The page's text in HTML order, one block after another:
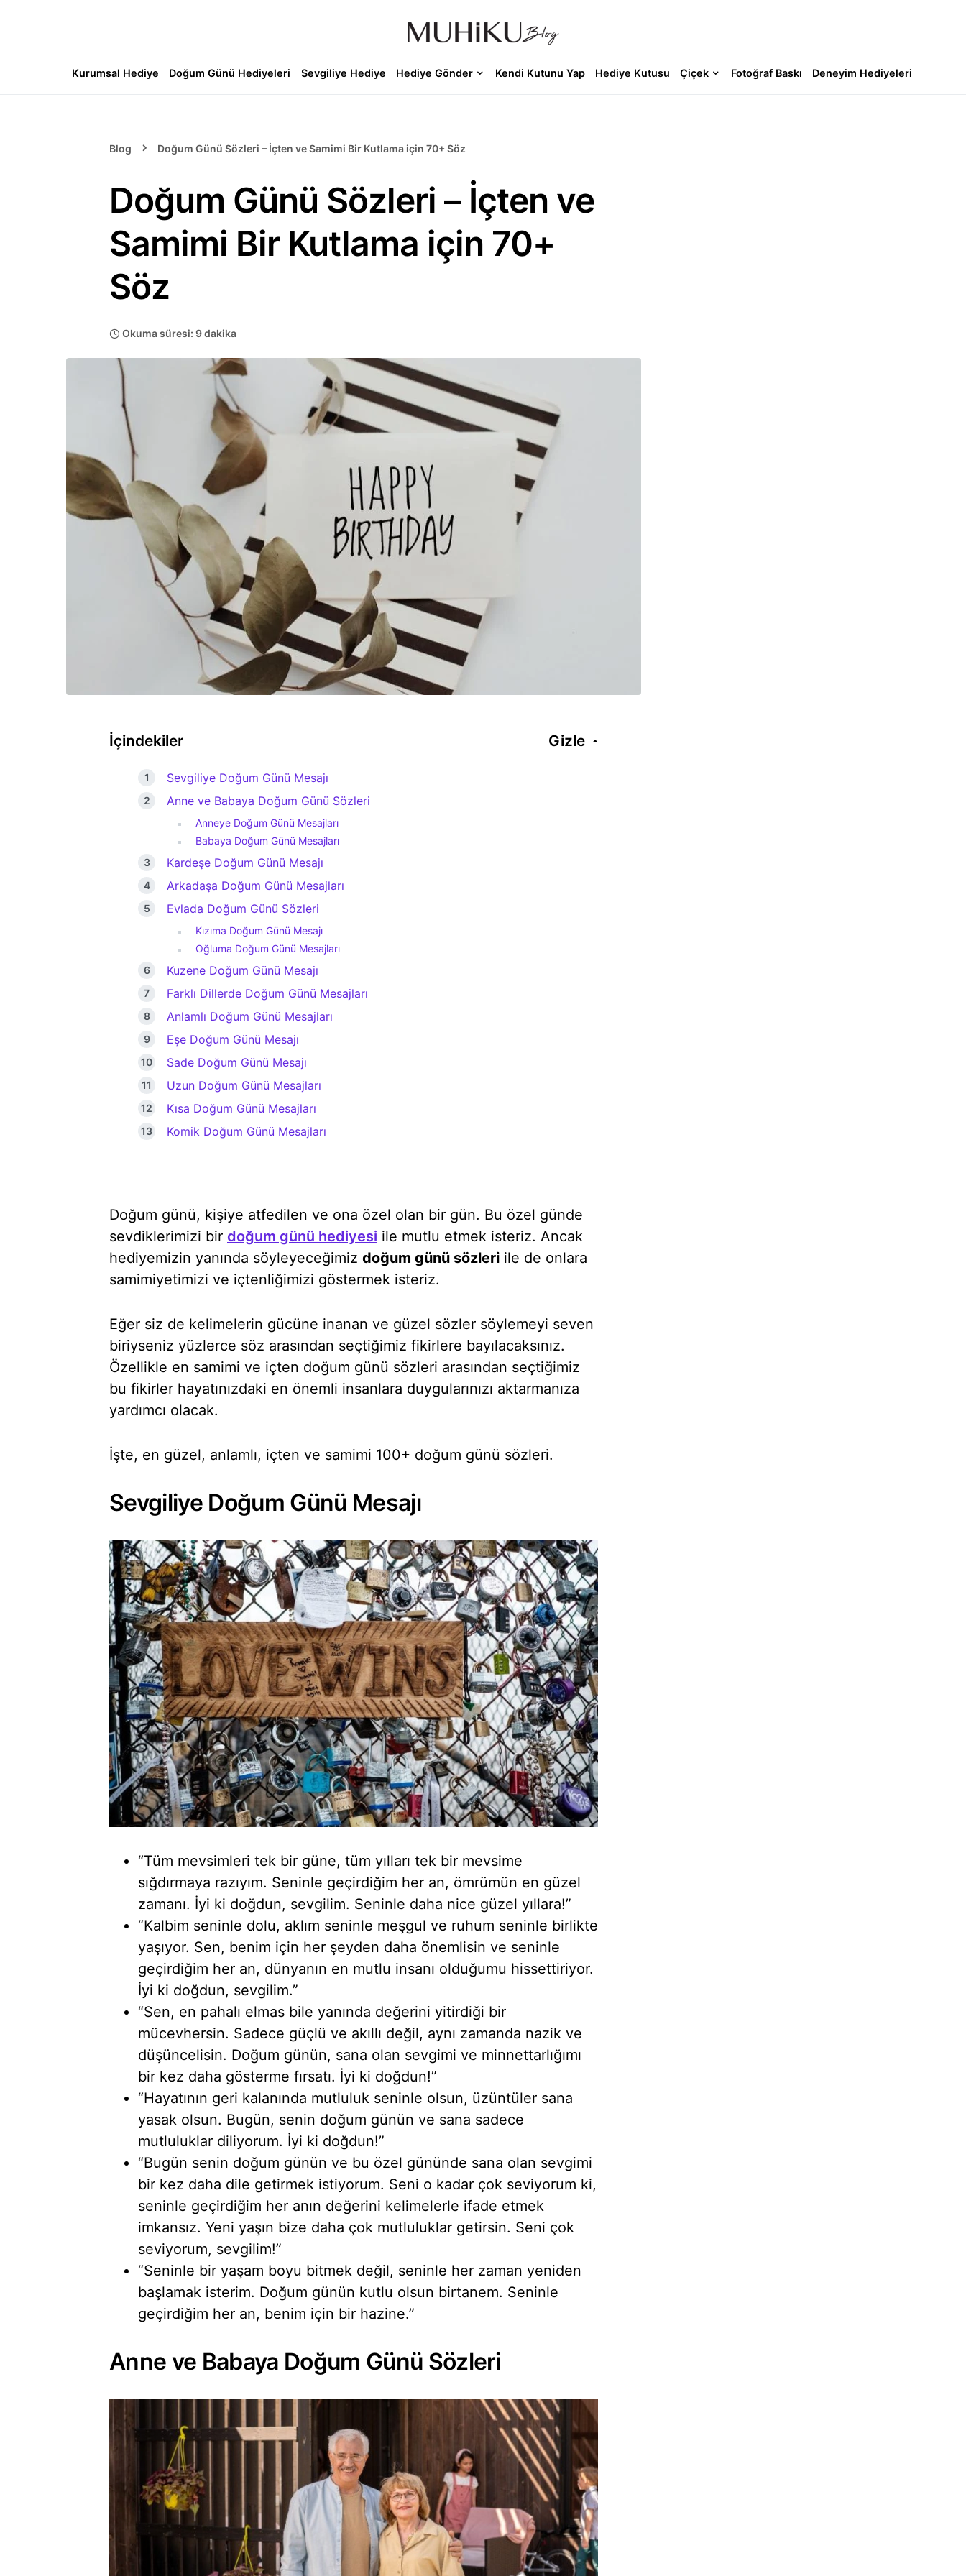
Kurumsal Hediye Doğum Günü Hediyeleri Sevgiliye Hediye Hediye Gönder Kendi Kutunu Yap Hediye Kutusu Çiçek Fotoğraf Baskı Deneyim Hediyeleri
Blog Doğum Günü Sözleri – İçten ve Samimi Bir Kutlama için 70+ Söz
Doğum Günü Sözleri – İçten ve
Samimi Bir Kutlama için 70+
Söz
Okuma süresi: 9 dakika
İçindekiler Gizle
Sevgiliye Doğum Günü Mesajı
Anne ve Babaya Doğum Günü Sözleri
Anneye Doğum Günü Mesajları
Babaya Doğum Günü Mesajları
Kardeşe Doğum Günü Mesajı
Arkadaşa Doğum Günü Mesajları
Evlada Doğum Günü Sözleri
Kızıma Doğum Günü Mesajı
Oğluma Doğum Günü Mesajları
Kuzene Doğum Günü Mesajı
Farklı Dillerde Doğum Günü Mesajları
Anlamlı Doğum Günü Mesajları
Eşe Doğum Günü Mesajı
Sade Doğum Günü Mesajı
Uzun Doğum Günü Mesajları
Kısa Doğum Günü Mesajları
Komik Doğum Günü Mesajları
Doğum günü, kişiye atfedilen ve ona özel olan bir gün. Bu özel günde
sevdiklerimizi bir doğum günü hediyesi ile mutlu etmek isteriz. Ancak
hediyemizin yanında söyleyeceğimiz doğum günü sözleri ile de onlara
samimiyetimizi ve içtenliğimizi göstermek isteriz.
Eğer siz de kelimelerin gücüne inanan ve güzel sözler söylemeyi seven
biriyseniz yüzlerce söz arasından seçtiğimiz fikirlere bayılacaksınız.
Özellikle en samimi ve içten doğum günü sözleri arasından seçtiğimiz
bu fikirler hayatınızdaki en önemli insanlara duygularınızı aktarmanıza
yardımcı olacak.
İşte, en güzel, anlamlı, içten ve samimi 100+ doğum günü sözleri.
Sevgiliye Doğum Günü Mesajı
“Tüm mevsimleri tek bir güne, tüm yılları tek bir mevsime
sığdırmaya razıyım. Seninle geçirdiğim her an, ömrümün en güzel
zamanı. İyi ki doğdun, sevgilim. Seninle daha nice güzel yıllara!”
“Kalbim seninle dolu, aklım seninle meşgul ve ruhum seninle birlikte
yaşıyor. Sen, benim için her şeyden daha önemlisin ve seninle
geçirdiğim her an, dünyanın en mutlu insanı olduğumu hissettiriyor.
İyi ki doğdun, sevgilim.”
“Sen, en pahalı elmas bile yanında değerini yitirdiği bir
mücevhersin. Sadece güçlü ve akıllı değil, aynı zamanda nazik ve
düşüncelisin. Doğum günün, sana olan sevgimi ve minnettarlığımı
bir kez daha gösterme fırsatı. İyi ki doğdun!”
“Hayatının geri kalanında mutluluk seninle olsun, üzüntüler sana
yasak olsun. Bugün, senin doğum günün ve sana sadece
mutluluklar diliyorum. İyi ki doğdun!”
“Bugün senin doğum günün ve bu özel gününde sana olan sevgimi
bir kez daha dile getirmek istiyorum. Seni o kadar çok seviyorum ki,
seninle geçirdiğim her anın değerini kelimelerle ifade etmek
imkansız. Yeni yaşın bize daha çok mutluluklar getirsin. Seni çok
seviyorum, sevgilim!”
“Seninle bir yaşam boyu bitmek değil, seninle her zaman yeniden
başlamak isterim. Doğum günün kutlu olsun birtanem. Seninle
geçirdiğim her an, benim için bir hazine.”
Anne ve Babaya Doğum Günü Sözleri